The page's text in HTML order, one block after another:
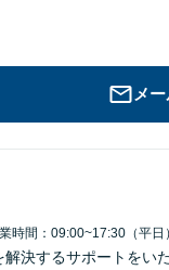
メ
時間：09:00~17:30（平日）
決するサポートを